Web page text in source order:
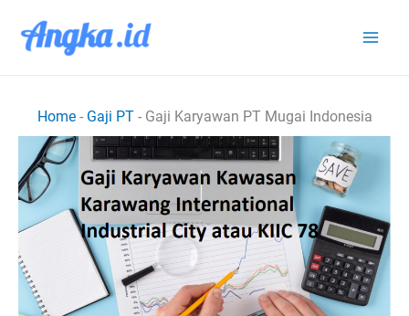
Home- Gaji PT- Gaji Karyawan PT Mugai Indonesia